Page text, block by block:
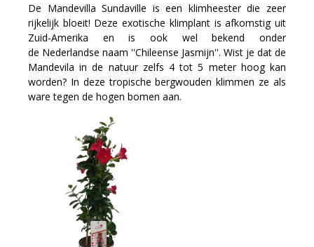
De Mandevilla Sundaville is een klimheester die zeer
rijkelijk bloeit! Deze exotische klimplant is afkomstig uit
Zuid-Amerika en is ook wel bekend onder
de Nederlandse naam ''Chileense Jasmijn''. Wist je dat de
Mandevila in de natuur zelfs 4 tot 5 meter hoog kan
worden? In deze tropische bergwouden klimmen ze als
ware tegen de hogen bomen aan.